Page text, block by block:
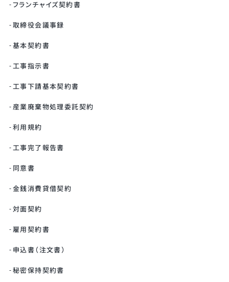
フランチャイズ契約書
取締役会議事録
基本契約書
工事指示書
工事下請基本契約書
産業廃棄物処理委託契約
利用規約
工事完了報告書
同意書
金銭消費貸借契約
対面契約
雇用契約書
申込書（注文書）
秘密保持契約書